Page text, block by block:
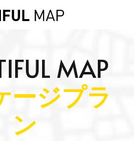
MAP
ージプラ
ン